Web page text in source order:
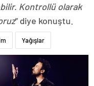
Kontrollü olarak
” diye konuştu.
Yağışlar